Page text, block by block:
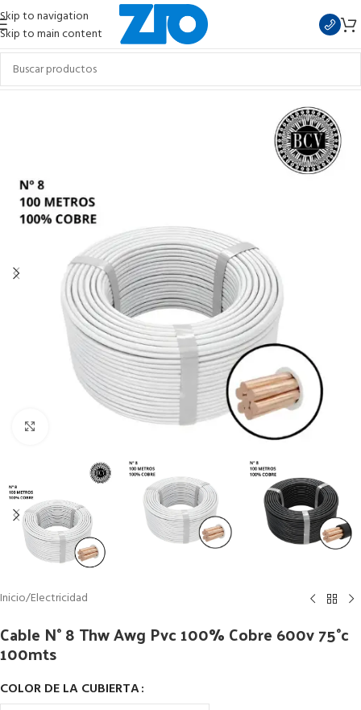
Skip to navigation
Skip to main content
Inicio/Electricidad
Cable N° 8 Thw Awg Pvc 100% Cobre 600v 75°c
100mts
COLOR DE LA CUBIERTA